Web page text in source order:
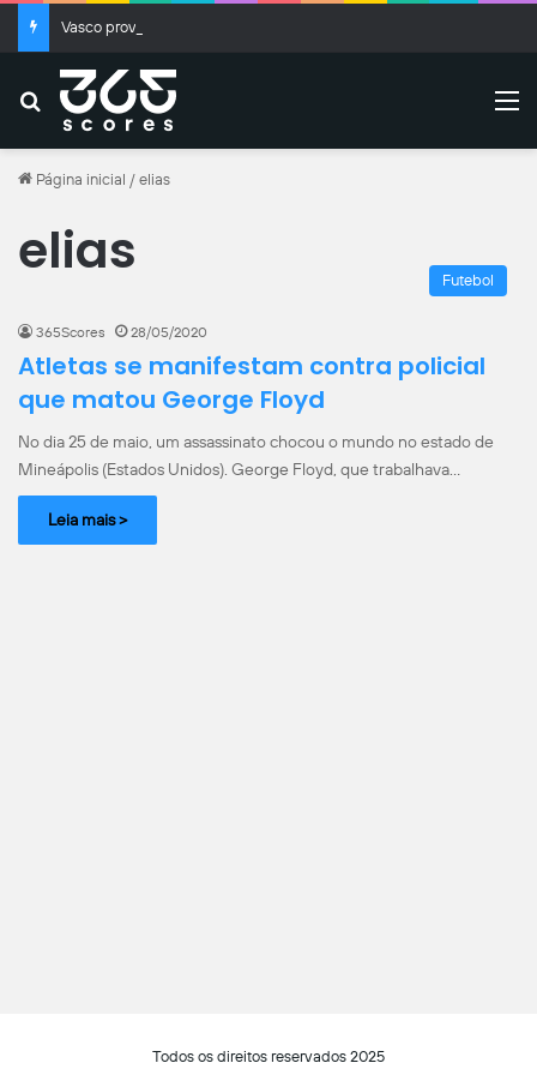
Buscar
Página inicial / elias
elias Futebol
365Scores 28/05/2020
Atletas se manifestam contra policial
que matou George Floyd
No dia 25 de maio, um assassinato chocou o mundo no estado de
Mineápolis (Estados Unidos). George Floyd, que trabalhava…
Leia mais >
Todos os direitos reservados 2025